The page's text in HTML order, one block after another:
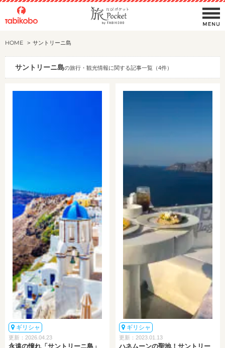
HOME サントリーニ島
サントリーニ島の旅行・観光情報に関する記事一覧（4件）
ギリシャ
更新：2026.04.23
永遠の憧れ「サントリーニ島」
ギリシャ
更新：2023.01.13
ハネムーンの聖地！サントリー